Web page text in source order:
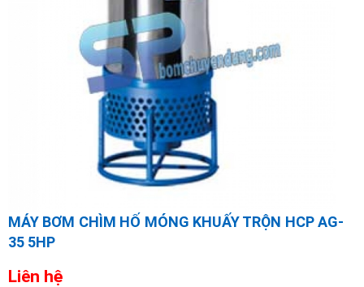
MÁY BƠM CHÌM HỐ MÓNG KHUẤY TRỘN HCP AG-
35 5HP
Liên hệ